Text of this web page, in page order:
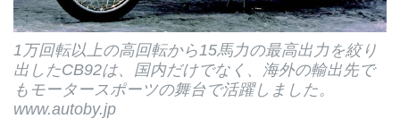
1万回転以上の高回転から15馬力の最高出力を絞り
出したCB92は、国内だけでなく、海外の輸出先で
もモータースポーツの舞台で活躍しました。
www.autoby.jp